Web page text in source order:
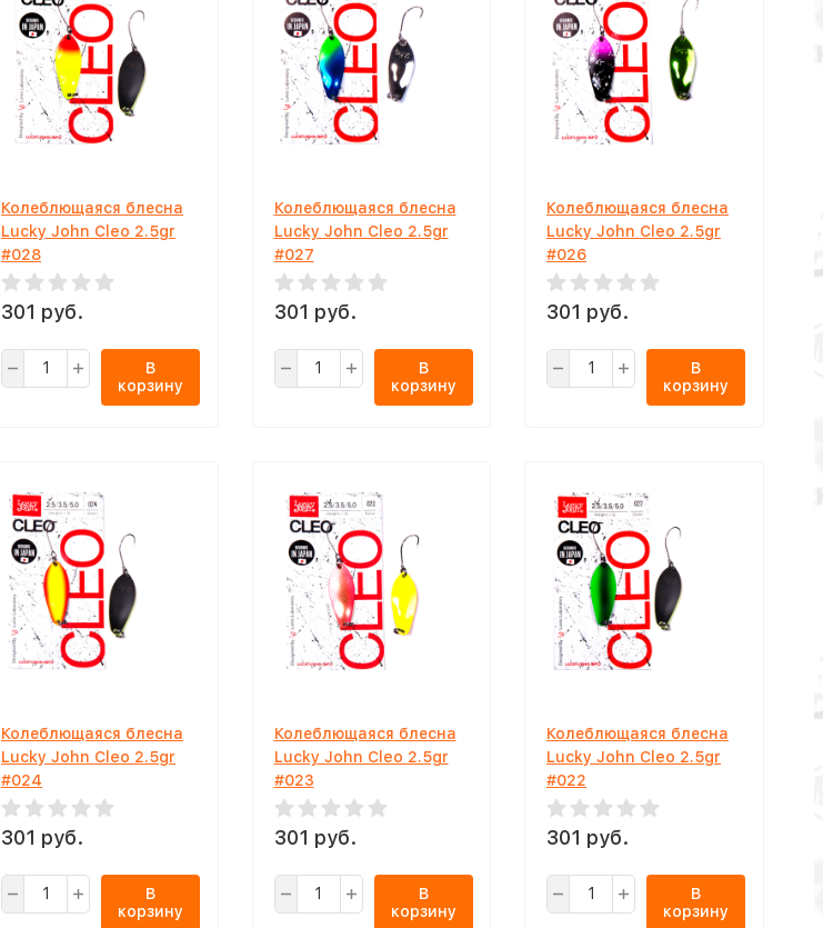
Колеблющаяся блесна
Lucky John Cleo 2.5gr
#028
301 руб.
В
корзину
Колеблющаяся блесна
Lucky John Cleo 2.5gr
#027
301 руб.
В
корзину
Колеблющаяся блесна
Lucky John Cleo 2.5gr
#026
301 руб.
В
корзину
Колеблющаяся блесна
Lucky John Cleo 2.5gr
#024
301 руб.
В
корзину
Колеблющаяся блесна
Lucky John Cleo 2.5gr
#023
301 руб.
В
корзину
Колеблющаяся блесна
Lucky John Cleo 2.5gr
#022
301 руб.
В
корзину